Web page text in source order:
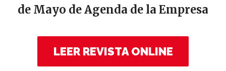
de Mayo de Agenda de la Empresa
LEER REVISTA ONLINE